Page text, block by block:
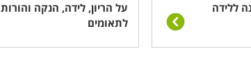
ללידה
על הריון, לידה, הנקה והורות
לתאומים